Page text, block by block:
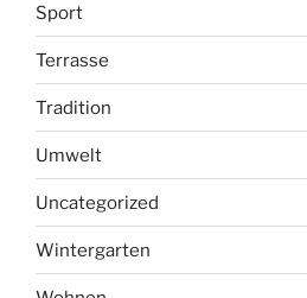
Sport
Terrasse
Tradition
Umwelt
Uncategorized
Wintergarten